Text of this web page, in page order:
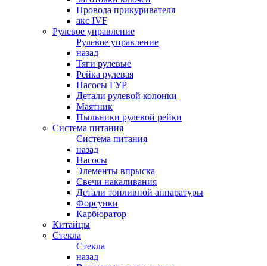
Провода прикуривателя
акс IVF
Рулевое управление
Рулевое управление
назад
Тяги рулевые
Рейка рулевая
Насосы ГУР
Детали рулевой колонки
Маятник
Пыльники рулевой рейки
Система питания
Система питания
назад
Насосы
Элементы впрыска
Свечи накаливания
Детали топливной аппаратуры
Форсунки
Карбюратор
Китайцы
Стекла
Стекла
назад